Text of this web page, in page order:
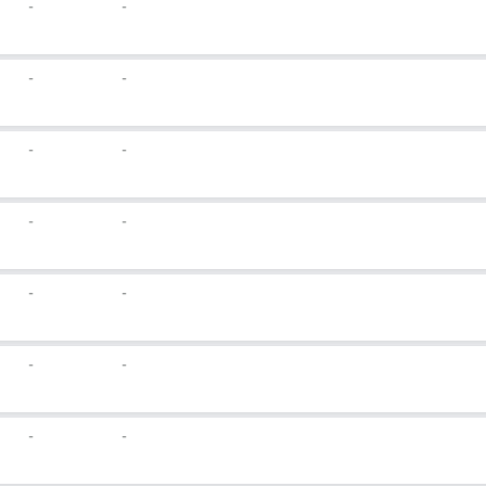
- -
- -
- -
- -
- -
- -
- -